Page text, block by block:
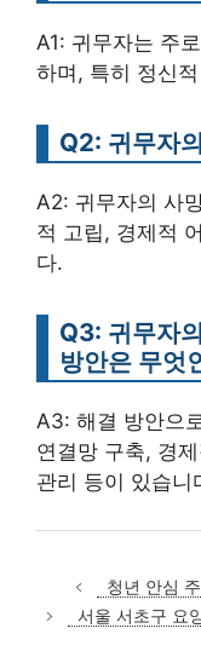
A1: 귀무자는 주
하며, 특히 정신
Q2: 귀무자
A2: 귀무자의 사
적 고립, 경제적
다.
Q3: 귀무자
방안은 무엇
A3: 해결 방안으
연결망 구축, 경
관리 등이 있습니
청년 안심
서울 서초구 요